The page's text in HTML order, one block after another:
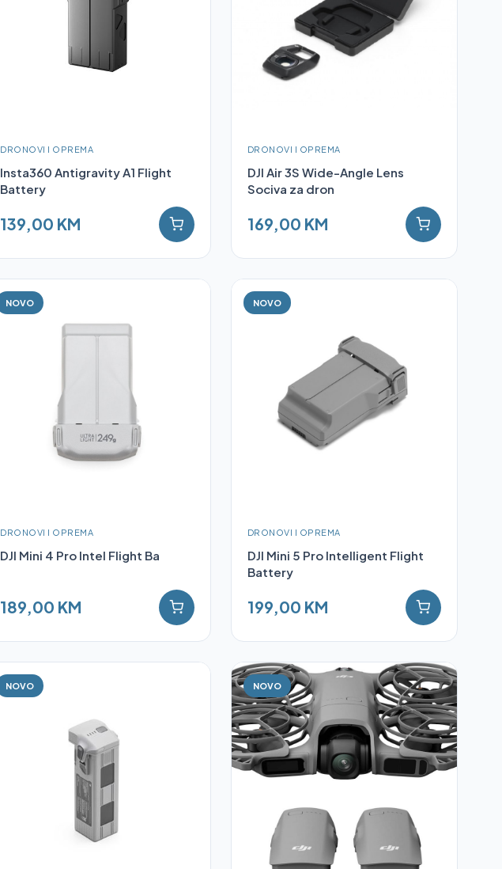
DRONOVI I OPREMA
Insta360 Antigravity A1 Flight
Battery
139,00 KM
DRONOVI I OPREMA
DJI Air 3S Wide-Angle Lens
Sociva za dron
169,00 KM
NOVO
DRONOVI I OPREMA
DJI Mini 4 Pro Intel Flight Ba
189,00 KM
NOVO
DRONOVI I OPREMA
DJI Mini 5 Pro Intelligent Flight
Battery
199,00 KM
NOVO NOVO